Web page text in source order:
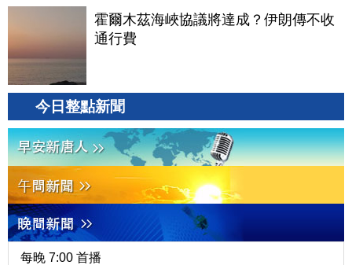
霍爾木茲海峽協議將達成？伊朗傳不收
通行費
今日整點新聞
每晚 7:00 首播